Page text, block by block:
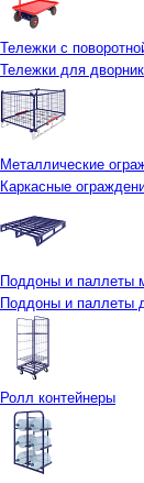
Тележки с
Тележки для
Металлические
Каркасные
Поддоны и паллеты
Поддоны и паллеты
Ролл контейнеры